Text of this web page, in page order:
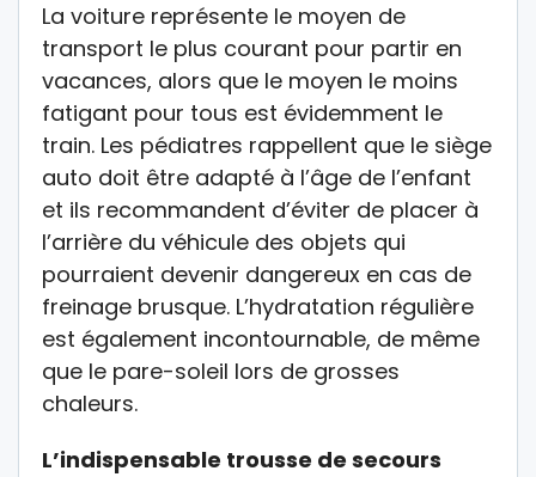
La voiture représente le moyen de
transport le plus courant pour partir en
vacances, alors que le moyen le moins
fatigant pour tous est évidemment le
train. Les pédiatres rappellent que le siège
auto doit être adapté à l’âge de l’enfant
et ils recommandent d’éviter de placer à
l’arrière du véhicule des objets qui
pourraient devenir dangereux en cas de
freinage brusque. L’hydratation régulière
est également incontournable, de même
que le pare-soleil lors de grosses
chaleurs.
L’indispensable trousse de secours